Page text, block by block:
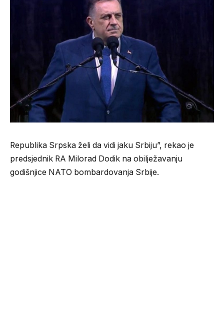
Republika Srpska želi da vidi jaku Srbiju”, rekao je
predsjednik RA Milorad Dodik na obilježavanju
godišnjice NATO bombardovanja Srbije.